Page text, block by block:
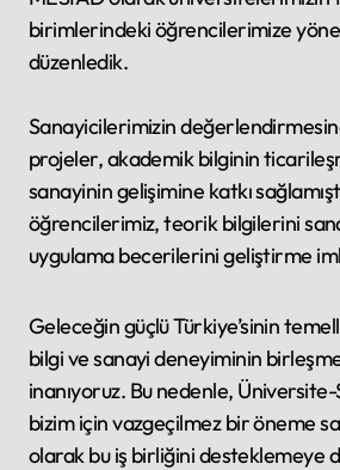
birimlerindeki öğrencilerimize
düzenledik.
Sanayicilerimizin
projeler, akademik bilginin
sanayinin gelişimine katkı
öğrencilerimiz, teorik bilgilerini
uygulama becerilerini geliştirme
Geleceğin güçlü Türkiye’sinin
bilgi ve sanayi deneyiminin
inanıyoruz. Bu nedenle,
bizim için vazgeçilmez bir öneme
olarak bu iş birliğini desteklemeye